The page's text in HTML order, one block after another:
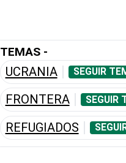
TEMAS -
UCRANIA SEGUIR
FRONTERA SEGUIR
REFUGIADOS